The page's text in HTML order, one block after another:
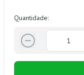
Quantidade: